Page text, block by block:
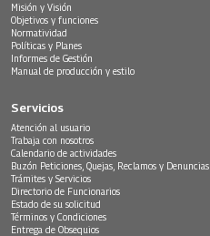
Misión y Visión
Objetivos y funciones
Normatividad
Políticas y Planes
Informes de Gestión
Manual de producción y estilo
Servicios
Atención al usuario
Trabaja con nosotros
Calendario de actividades
Buzón Peticiones, Quejas, Reclamos y Denuncias
Trámites y Servicios
Directorio de Funcionarios
Estado de su solicitud
Términos y Condiciones
Entrega de Obsequios